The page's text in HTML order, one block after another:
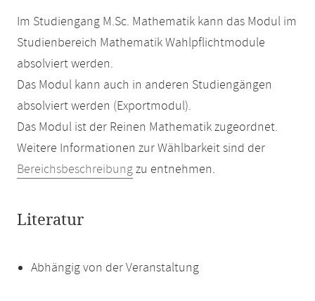
Im Studiengang M.Sc. Mathematik kann das Modul im
Studienbereich Mathematik Wahlpflichtmodule
absolviert werden.
Das Modul kann auch in anderen Studiengängen
absolviert werden (Exportmodul).
Das Modul ist der Reinen Mathematik zugeordnet.
Weitere Informationen zur Wählbarkeit sind der
Bereichsbeschreibungzu entnehmen.
Literatur
Abhängig von der Veranstaltung